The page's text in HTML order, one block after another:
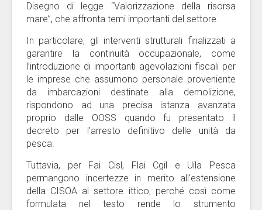
Disegno di legge “Valorizzazione della risorsa
mare”, che affronta temi importanti del settore.
In particolare, gli interventi strutturali finalizzati a
garantire la continuità occupazionale, come
l’introduzione di importanti agevolazioni fiscali per
le imprese che assumono personale proveniente
da imbarcazioni destinate alla demolizione,
rispondono ad una precisa istanza avanzata
proprio dalle OOSS quando fu presentato il
decreto per l’arresto definitivo delle unità da
pesca.
Tuttavia, per Fai Cisl, Flai Cgil e Uila Pesca
permangono incertezze in merito all’estensione
della CISOA al settore ittico, perché così come
formulata nel testo rende lo strumento